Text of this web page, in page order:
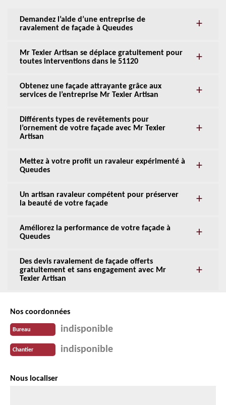
Demandez l’aide d’une entreprise de
ravalement de façade à Queudes
Mr Texier Artisan se déplace gratuitement pour
toutes interventions dans le 51120
Obtenez une façade attrayante grâce aux
services de l’entreprise Mr Texier Artisan
Différents types de revêtements pour
l’ornement de votre façade avec Mr Texier
Artisan
Mettez à votre profit un ravaleur expérimenté à
Queudes
Un artisan ravaleur compétent pour préserver
la beauté de votre façade
Améliorez la performance de votre façade à
Queudes
Des devis ravalement de façade offerts
gratuitement et sans engagement avec Mr
Texier Artisan
Nos coordonnées
Bureau indisponible
Chantier indisponible
Nous localiser